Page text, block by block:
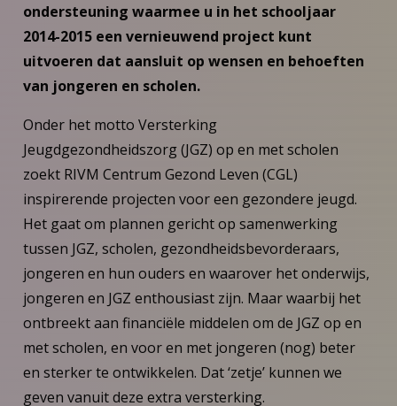
ondersteuning waarmee u in het schooljaar
2014-2015 een vernieuwend project kunt
uitvoeren dat aansluit op wensen en behoeften
van jongeren en scholen.
Onder het motto Versterking
Jeugdgezondheidszorg (JGZ) op en met scholen
zoekt RIVM Centrum Gezond Leven (CGL)
inspirerende projecten voor een gezondere jeugd.
Het gaat om plannen gericht op samenwerking
tussen JGZ, scholen, gezondheidsbevorderaars,
jongeren en hun ouders en waarover het onderwijs,
jongeren en JGZ enthousiast zijn. Maar waarbij het
ontbreekt aan financiële middelen om de JGZ op en
met scholen, en voor en met jongeren (nog) beter
en sterker te ontwikkelen. Dat ‘zetje’ kunnen we
geven vanuit deze extra versterking.